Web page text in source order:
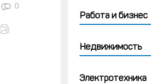
0
Работа и бизнес
Недвижимость
Электротехника